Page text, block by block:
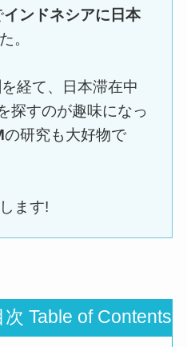
インドネシアに日本
。
を経て、日本滞在中
探すのが趣味になっ
の研究も大好物で
ます!
Table of Contents